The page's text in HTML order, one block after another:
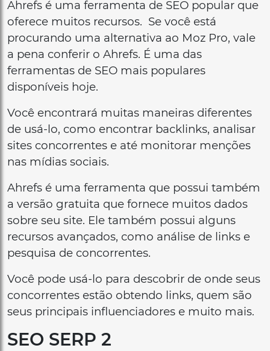
Ahrefs é uma ferramenta de SEO popular que
oferece muitos recursos. Se você está
procurando uma alternativa ao Moz Pro, vale
a pena conferir o Ahrefs. É uma das
ferramentas de SEO mais populares
disponíveis hoje.
Você encontrará muitas maneiras diferentes
de usá-lo, como encontrar backlinks, analisar
sites concorrentes e até monitorar menções
nas mídias sociais.
Ahrefs é uma ferramenta que possui também
a versão gratuita que fornece muitos dados
sobre seu site. Ele também possui alguns
recursos avançados, como análise de links e
pesquisa de concorrentes.
Você pode usá-lo para descobrir de onde seus
concorrentes estão obtendo links, quem são
seus principais influenciadores e muito mais.
SEO SERP 2